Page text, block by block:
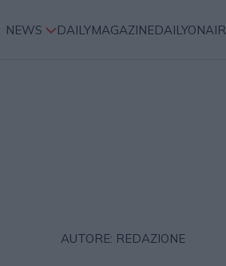
NEWS DAILYMAGAZINEDAILYONAIR
AUTORE: REDAZIONE